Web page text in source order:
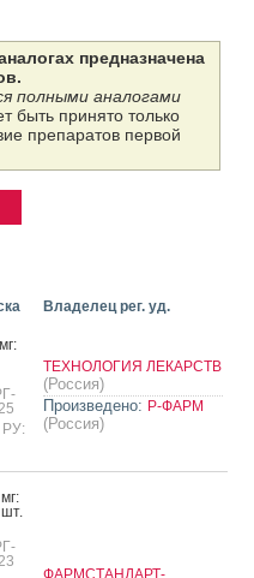
предназначена
полными аналогами
быть принято только
препаратов первой
Владелец рег. уд.
ТЕХНОЛОГИЯ ЛЕКАРСТВ
(Россия)
Произведено: Р-ФАРМ
(Россия)
ФАРМСТАНДАРТ-